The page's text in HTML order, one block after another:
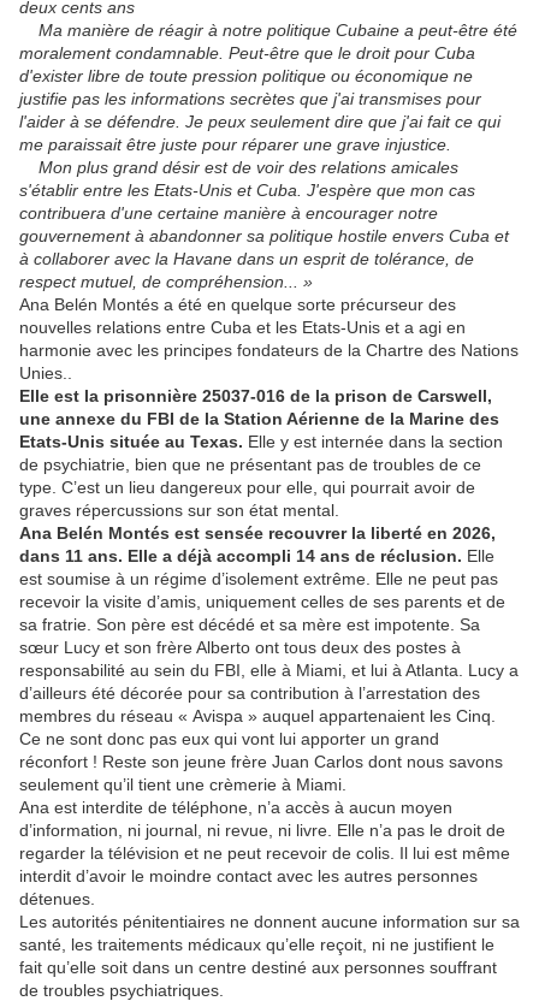
deux cents ans
Ma manière de réagir à notre politique Cubaine a peut-être été
moralement condamnable. Peut-être que le droit pour Cuba
d'exister libre de toute pression politique ou économique ne
justifie pas les informations secrètes que j'ai transmises pour
l'aider à se défendre. Je peux seulement dire que j'ai fait ce qui
me paraissait être juste pour réparer une grave injustice.
Mon plus grand désir est de voir des relations amicales
s'établir entre les Etats-Unis et Cuba. J'espère que mon cas
contribuera d'une certaine manière à encourager notre
gouvernement à abandonner sa politique hostile envers Cuba et
à collaborer avec la Havane dans un esprit de tolérance, de
respect mutuel, de compréhension... »
Ana Belén Montés a été en quelque sorte précurseur des
nouvelles relations entre Cuba et les Etats-Unis et a agi en
harmonie avec les principes fondateurs de la Chartre des Nations
Unies..
Elle est la prisonnière 25037-016 de la prison de Carswell,
une annexe du FBI de la Station Aérienne de la Marine des
Etats-Unis située au Texas. Elle y est internée dans la section
de psychiatrie, bien que ne présentant pas de troubles de ce
type. C’est un lieu dangereux pour elle, qui pourrait avoir de
graves répercussions sur son état mental.
Ana Belén Montés est sensée recouvrer la liberté en 2026,
dans 11 ans. Elle a déjà accompli 14 ans de réclusion. Elle
est soumise à un régime d’isolement extrême. Elle ne peut pas
recevoir la visite d’amis, uniquement celles de ses parents et de
sa fratrie. Son père est décédé et sa mère est impotente. Sa
sœur Lucy et son frère Alberto ont tous deux des postes à
responsabilité au sein du FBI, elle à Miami, et lui à Atlanta. Lucy a
d’ailleurs été décorée pour sa contribution à l’arrestation des
membres du réseau « Avispa » auquel appartenaient les Cinq.
Ce ne sont donc pas eux qui vont lui apporter un grand
réconfort ! Reste son jeune frère Juan Carlos dont nous savons
seulement qu’il tient une crèmerie à Miami.
Ana est interdite de téléphone, n’a accès à aucun moyen
d’information, ni journal, ni revue, ni livre. Elle n’a pas le droit de
regarder la télévision et ne peut recevoir de colis. Il lui est même
interdit d’avoir le moindre contact avec les autres personnes
détenues.
Les autorités pénitentiaires ne donnent aucune information sur sa
santé, les traitements médicaux qu’elle reçoit, ni ne justifient le
fait qu’elle soit dans un centre destiné aux personnes souffrant
de troubles psychiatriques.